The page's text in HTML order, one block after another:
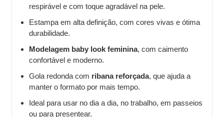
respirável e com toque agradável na pele.
Estampa em alta definição, com cores vivas e ótima
durabilidade.
Modelagem baby look feminina, com caimento
confortável e moderno.
Gola redonda com ribana reforçada, que ajuda a
manter o formato por mais tempo.
Ideal para usar no dia a dia, no trabalho, em passeios
ou para presentear.